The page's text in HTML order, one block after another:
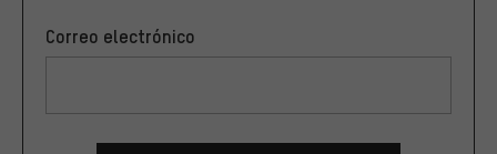
Correo electrónico